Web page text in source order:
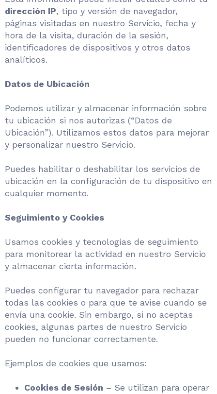
dirección IP, tipo y versión de navegador,
páginas visitadas en nuestro Servicio, fecha y
hora de la visita, duración de la sesión,
identificadores de dispositivos y otros datos
analíticos.
Datos de Ubicación
Podemos utilizar y almacenar información sobre
tu ubicación si nos autorizas (“Datos de
Ubicación”). Utilizamos estos datos para mejorar
y personalizar nuestro Servicio.
Puedes habilitar o deshabilitar los servicios de
ubicación en la configuración de tu dispositivo en
cualquier momento.
Seguimiento y Cookies
Usamos cookies y tecnologías de seguimiento
para monitorear la actividad en nuestro Servicio
y almacenar cierta información.
Puedes configurar tu navegador para rechazar
todas las cookies o para que te avise cuando se
envía una cookie. Sin embargo, si no aceptas
cookies, algunas partes de nuestro Servicio
pueden no funcionar correctamente.
Ejemplos de cookies que usamos:
Cookies de Sesión – Se utilizan para operar